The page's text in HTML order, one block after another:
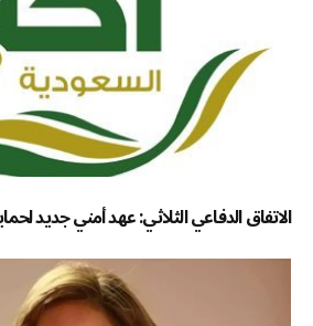
الاتفاق الدفاعي الثلاثي: عهد أمني جديد